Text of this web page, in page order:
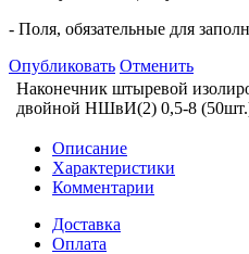
- Поля, обязательные для
Опубликовать Отменить
Наконечник штыревой
двойной НШвИ(2) 0,5-8
Описание
Характеристики
Комментарии
Доставка
Оплата